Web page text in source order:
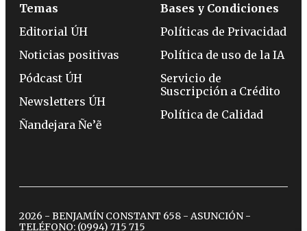
Temas
Editorial ÚH
Noticias positivas
Pódcast ÚH
Newsletters ÚH
Ñandejara Ñe’ẽ
Bases y Condiciones
Políticas de Privacidad
Política de uso de la IA
Servicio de
Suscripción a Crédito
Política de Calidad
2026 - BENJAMÍN CONSTANT 658 - ASUNCIÓN -
TELÉFONO: (0994) 715 715